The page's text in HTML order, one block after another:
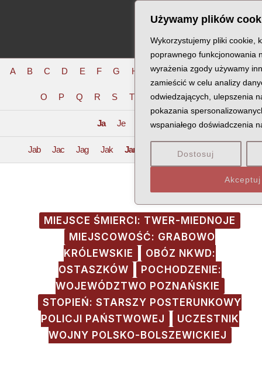
Używamy plików
Wykorzystujemy pliki cookie,
poprawnego funkcjonowania
wyrażenia zgody używamy
zamieścić w celu analizy
odwiedzających, ulepszenia
pokazania
wspaniałego doświadczenia
Dostosuj
A B C D E F G H I J K L Ł M N
O P Q R S T U V W X Z
Ja Je Ju
Jab Jac Jag Jak Jan Jar
MIEJSCE ŚMIERCI: TWER-MIEDNOJE
MIEJSCOWOŚĆ: GRABOWO
KRÓLEWSKIE
OBÓZ NKWD:
OSTASZKÓW
POCHODZENIE:
WOJEWÓDZTWO POZNAŃSKIE
STOPIEŃ: STARSZY POSTERUNKOWY
POLICJI PAŃSTWOWEJ
UCZESTNIK
WOJNY POLSKO-BOLSZEWICKIEJ